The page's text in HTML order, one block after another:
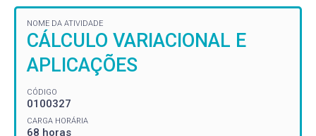
NOME DA ATIVIDADE
CÁLCULO VARIACIONAL E
APLICAÇÕES
CÓDIGO
0100327
CARGA HORÁRIA
68 horas